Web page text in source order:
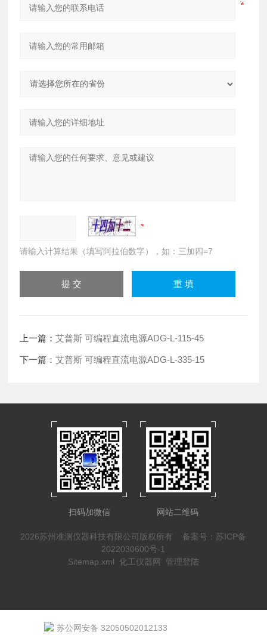
请输入计算结果（填写阿拉伯数字），如：三加四=7
上一篇：艾普斯 可编程直流电源ADG-L-115-45
下一篇：艾普斯 可编程直流电源ADG-L-335-15
扫码加微信 网站二维码
2026苏州准测仪器科技有限公司版权所有 备案号：苏ICP备
2022030600号-1
Sitemap.xml 化工仪器网 管理登陆
苏公网安备 32050502012133